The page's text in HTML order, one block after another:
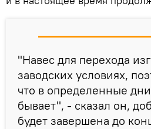
"Навес для перехода
заводских условиях,
что в определенные
бывает", - сказал он,
будет завершена до